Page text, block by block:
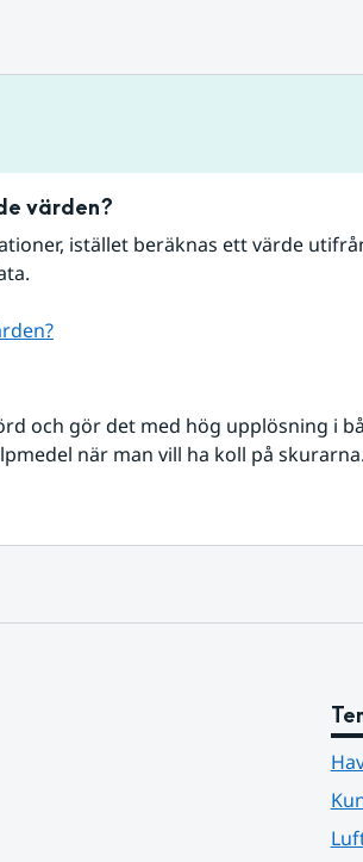
värden?
istället beräknas ett värde
och gör det med hög upplösning i
när man vill ha koll på skurarna.